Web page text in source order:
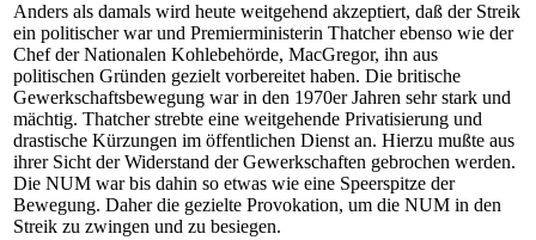
Anders als damals wird heute weitgehend akzeptiert, daß der Streik
ein politischer war und Premierministerin Thatcher ebenso wie der
Chef der Nationalen Kohlebehörde, MacGregor, ihn aus
politischen Gründen gezielt vorbereitet haben. Die britische
Gewerkschaftsbewegung war in den 1970er Jahren sehr stark und
mächtig. Thatcher strebte eine weitgehende Privatisierung und
drastische Kürzungen im öffentlichen Dienst an. Hierzu mußte aus
ihrer Sicht der Widerstand der Gewerkschaften gebrochen werden.
Die NUM war bis dahin so etwas wie eine Speerspitze der
Bewegung. Daher die gezielte Provokation, um die NUM in den
Streik zu zwingen und zu besiegen.